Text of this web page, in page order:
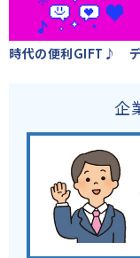
時代の便利GIFT♪ デ
企